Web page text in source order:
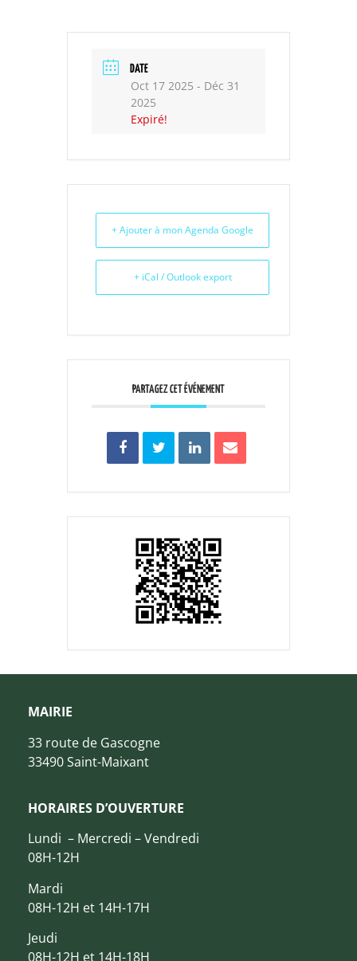
DATE
Oct 17 2025 - Déc 31
2025
Expiré!
+ Ajouter à mon Agenda Google
+ iCal / Outlook export
PARTAGEZ CET ÉVÉNEMENT
MAIRIE
33 route de Gascogne
33490 Saint-Maixant
HORAIRES D’OUVERTURE
Lundi – Mercredi – Vendredi
08H-12H
Mardi
08H-12H et 14H-17H
Jeudi
08H-12H et 14H-18H